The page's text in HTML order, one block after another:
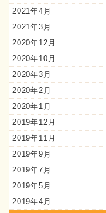
2021年4月
2021年3月
2020年12月
2020年10月
2020年3月
2020年2月
2020年1月
2019年12月
2019年11月
2019年9月
2019年7月
2019年5月
2019年4月